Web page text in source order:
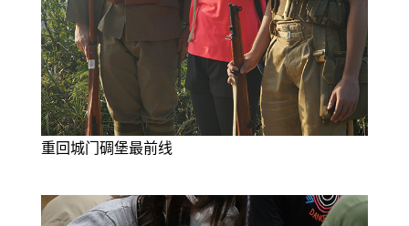
重回城门碉堡最前线